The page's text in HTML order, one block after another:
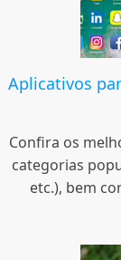
Aplicativos
Confira os
categorias
etc.), bem